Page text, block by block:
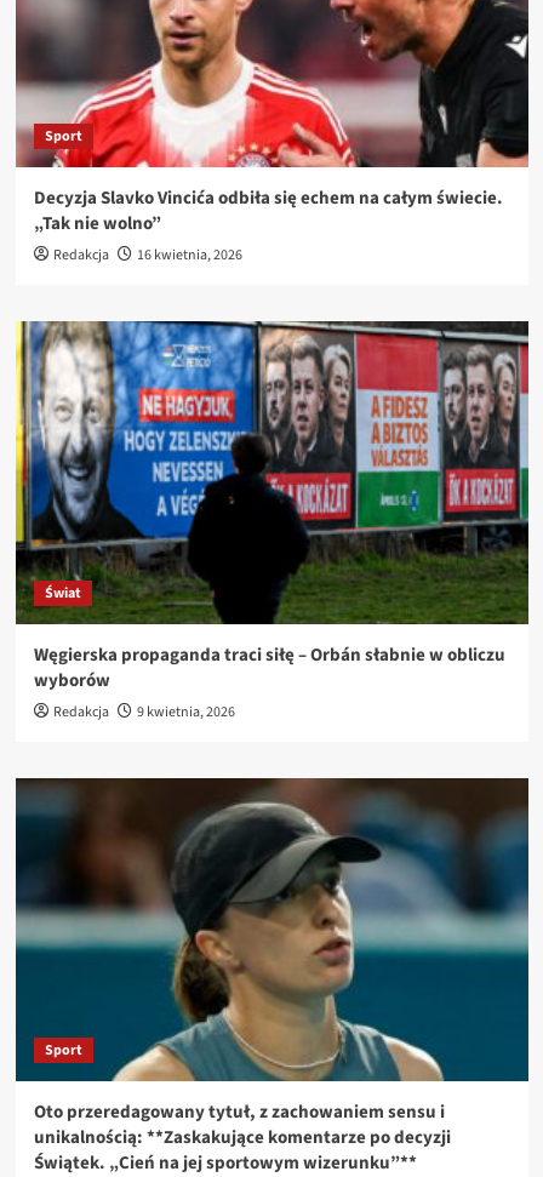
Sport
Decyzja Slavko Vincića odbiła się echem na całym świecie.
„Tak nie wolno”
Redakcja 16 kwietnia, 2026
Świat
Węgierska propaganda traci siłę – Orbán słabnie w obliczu
wyborów
Redakcja 9 kwietnia, 2026
Sport
Oto przeredagowany tytuł, z zachowaniem sensu i
unikalnością: **Zaskakujące komentarze po decyzji
Świątek. „Cień na jej sportowym wizerunku”**